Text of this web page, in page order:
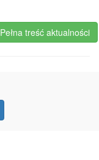
Pełna treść aktualności